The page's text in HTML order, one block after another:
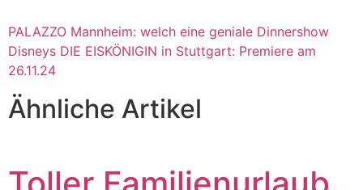
PALAZZO Mannheim: welch eine geniale Dinnershow
Disneys DIE EISKÖNIGIN in Stuttgart: Premiere am
26.11.24
Ähnliche Artikel